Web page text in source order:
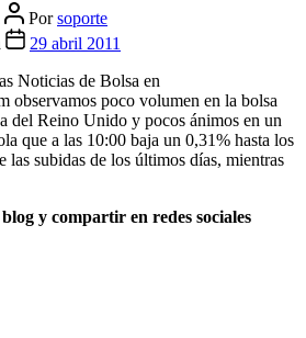
Porsoporte
29 abril 2011
Noticias de Bolsa en
observamos poco volumen en la bolsa
del Reino Unido y pocos ánimos en un
que a las 10:00 baja un 0,31% hasta los
las subidas de los últimos días, mientras
y compartir en redes sociales